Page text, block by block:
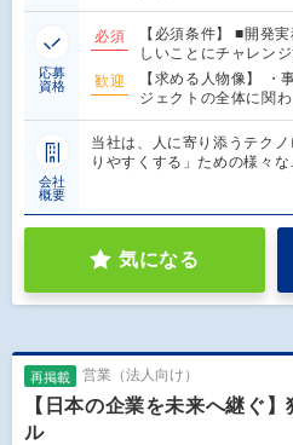
応募
資格
必須
【必須条件】 ■開発
しいことにチャレン
歓迎
【求める人物像】 ・
ジェクトの全体に関
会社
概要
当社は、人に寄り添うテク
りやすくする」ための様々
気になる
再掲載 営業（法人向け）
【日本の企業を未来へ継ぐ
ル